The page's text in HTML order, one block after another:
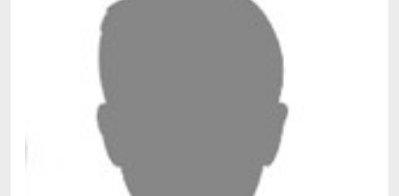
Abbott, Megan
Abdel-Fattah, Randa
Abdolah, Kader
Abgarjan, Narine
Abish, Walter
Aboulela, Leila
Abrahams, Peter (f. 1919)
Abrahams, Peter (f. 1947)